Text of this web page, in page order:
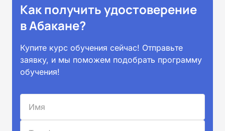
Как получить удостоверение
в Абакане?
Купите курс обучения сейчас! Отправьте
заявку, и мы поможем подобрать программу
обучения!